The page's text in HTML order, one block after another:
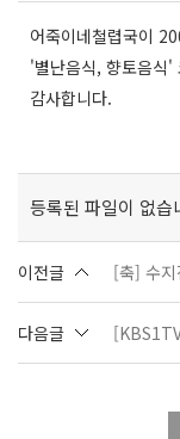
어죽이네철렵국이
'별난음식, 향토음식'
감사합니다.
등록된 파일이 없습
이전글 [축] 수지
다음글